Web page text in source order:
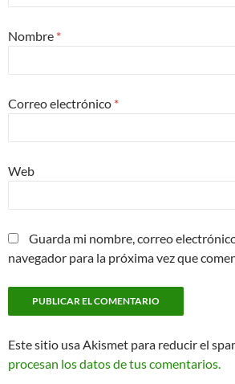
Nombre *
Correo electrónico *
Web
Guarda mi nombre, correo
navegador para la próxima vez que
Este sitio usa Akismet para reducir el
procesan los datos de tus comentarios.